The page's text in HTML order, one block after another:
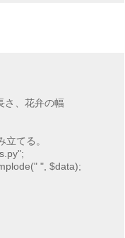
さ、花弁の幅
てる。
", $data);